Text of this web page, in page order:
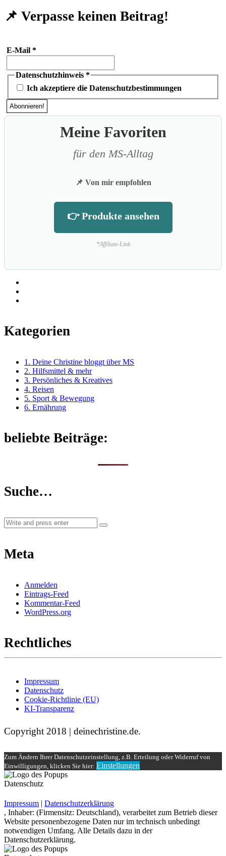
📌 Verpasse keinen Beitrag!
E-Mail *
Datenschutzhinweis *
Ich akzeptiere die Datenschutzbestimmungen
Meine Favoriten
für den MS-Alltag
📌 Von mir empfohlen
👉 Produkte ansehen
*Affiliate-Link
Kategorien
1. Deine Christine bloggt über MS
2. Hilfsmittel & mehr
3. Persönliches & Kreatives
4. Reisen
5. Sport & Bewegung
6. Ernährung
beliebte Beiträge:
Suche…
Meta
Anmelden
Eintrags-Feed
Kommentar-Feed
WordPress.org
Rechtliches
Impressum
Datenschutz
Cookie-Richtlinie (EU)
KI-Transparenz
Copyright 2018 | deinechristine.de.
Zum Ändern Ihrer Datenschutzeinstellung, z.B. Erteilung oder Widerruf von
Einwilligungen, klicken Sie hier: Einstellungen
Datenschutz
Impressum | Datenschutzerklärung
, Inhaber: (Firmensitz: Deutschland), verarbeitet zum Betrieb dieser
Website personenbezogene Daten nur im technisch unbedingt
notwendigen Umfang. Alle Details dazu in der
Datenschutzerklärung.